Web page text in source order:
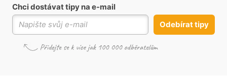
Chci dostávat tipy na e-mail
Odebírat tipy